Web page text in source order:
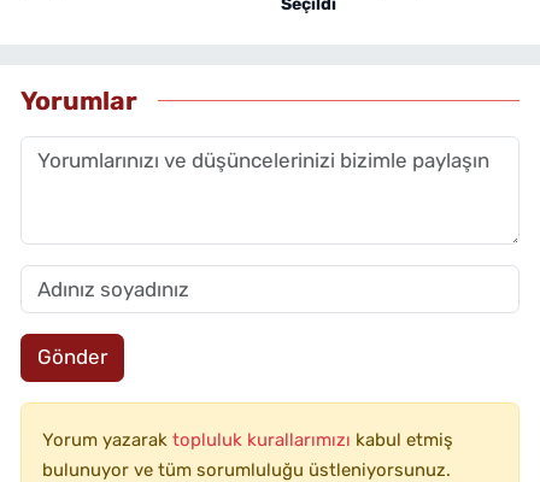
Yorumlar
Gönder
Yorum yazarak topluluk kurallarımızı kabul etmiş
bulunuyor ve tüm sorumluluğu üstleniyorsunuz.